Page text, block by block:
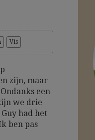
Vis
zijn, maar
een
we drie
had het
ben pas